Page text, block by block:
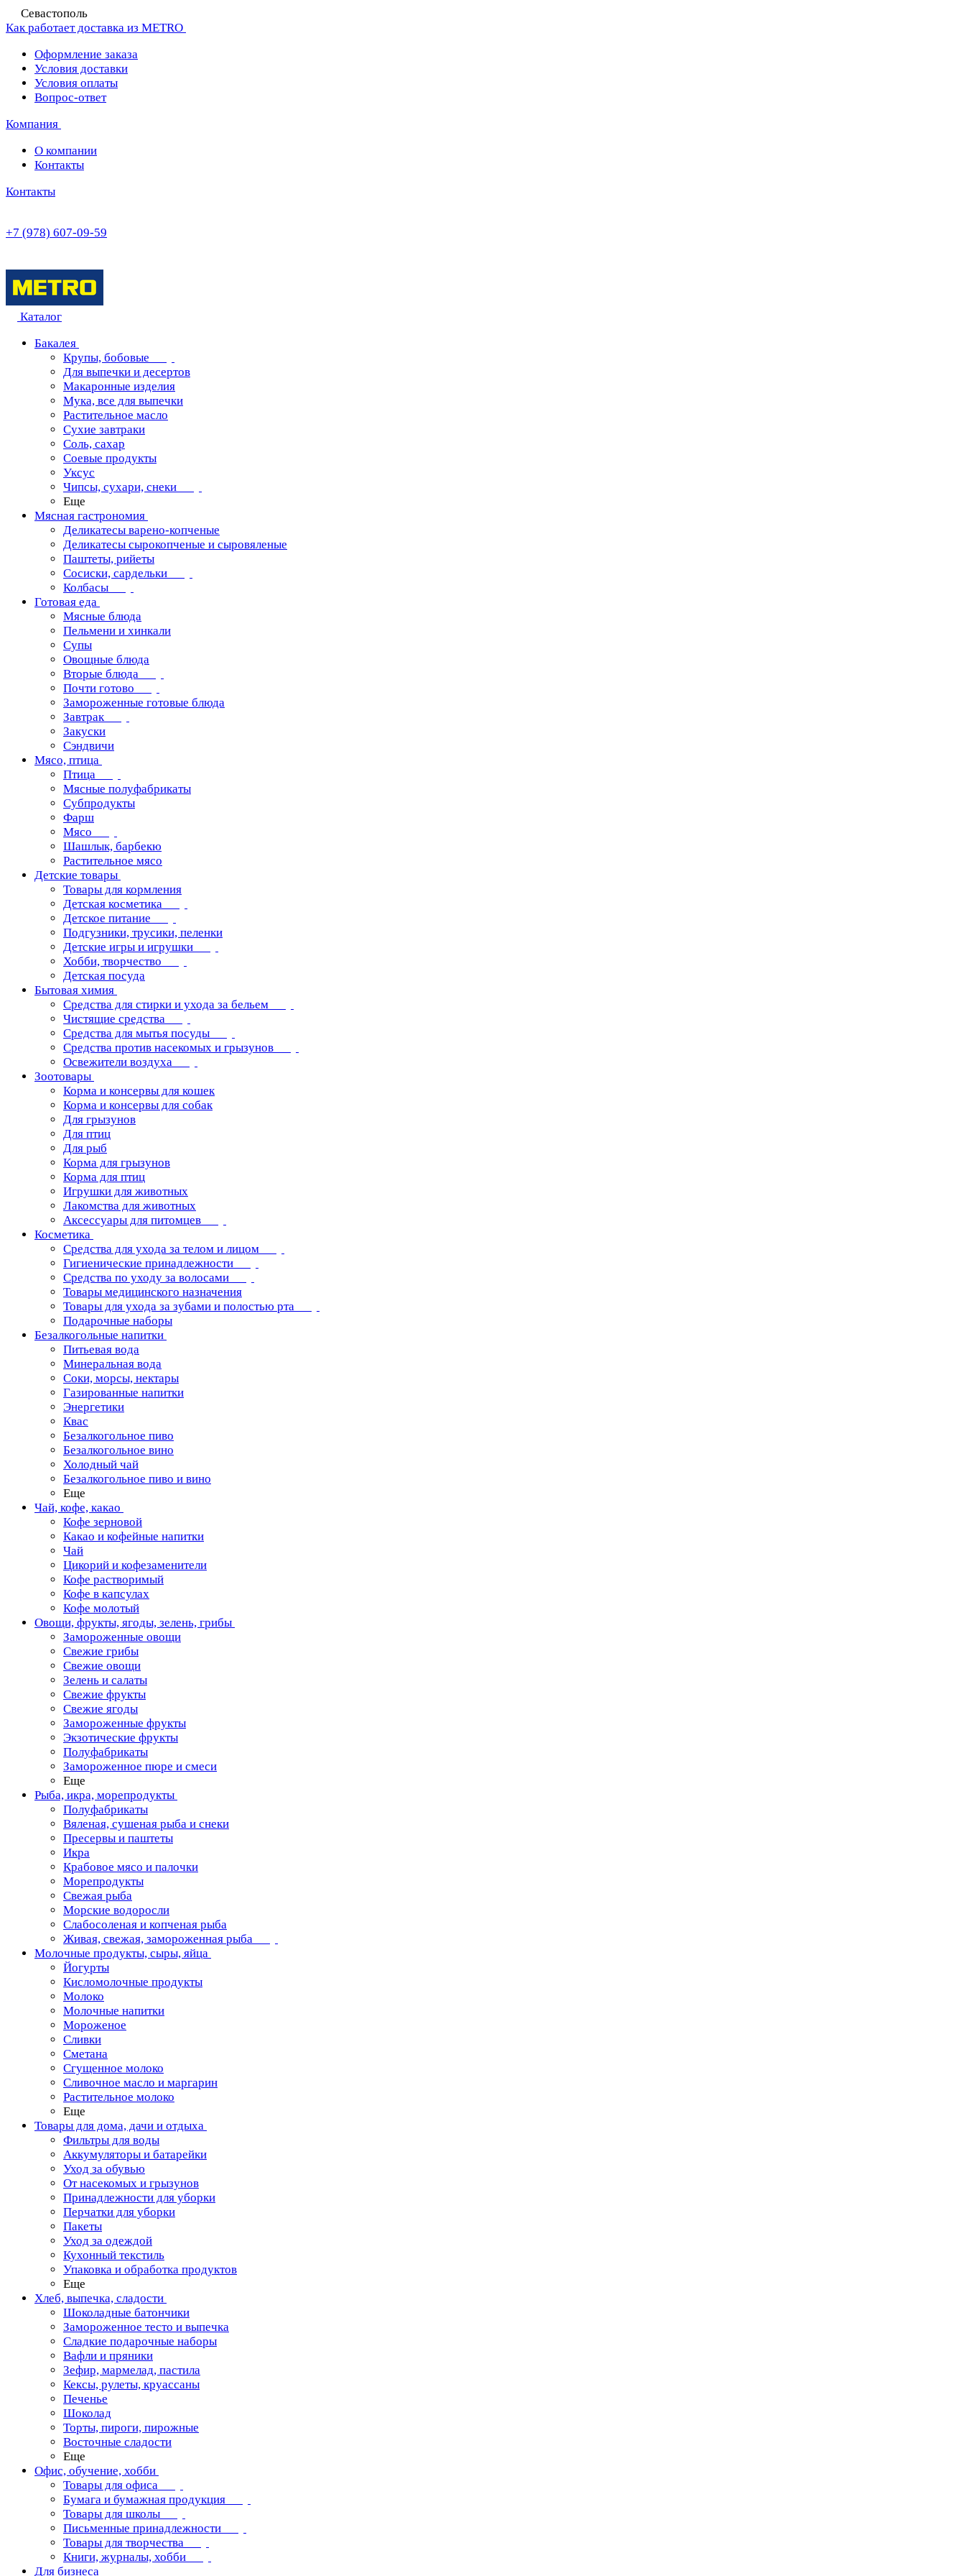
Севастополь
Как работает доставка из METRO
Оформление заказа
Условия доставки
Условия оплаты
Вопрос-ответ
Компания
О компании
Контакты
Контакты
+7 (978) 607-09-59
Каталог
Бакалея
Крупы, бобовые
Для выпечки и десертов
Макаронные изделия
Мука, все для выпечки
Растительное масло
Сухие завтраки
Соль, сахар
Соевые продукты
Уксус
Чипсы, сухари, снеки
Еще
Мясная гастрономия
Деликатесы варено-копченые
Деликатесы сырокопченые и сыровяленые
Паштеты, рийеты
Сосиски, сардельки
Колбасы
Готовая еда
Мясные блюда
Пельмени и хинкали
Супы
Овощные блюда
Вторые блюда
Почти готово
Замороженные готовые блюда
Завтрак
Закуски
Сэндвичи
Мясо, птица
Птица
Мясные полуфабрикаты
Субпродукты
Фарш
Мясо
Шашлык, барбекю
Растительное мясо
Детские товары
Товары для кормления
Детская косметика
Детское питание
Подгузники, трусики, пеленки
Детские игры и игрушки
Хобби, творчество
Детская посуда
Бытовая химия
Средства для стирки и ухода за бельем
Чистящие средства
Средства для мытья посуды
Средства против насекомых и грызунов
Освежители воздуха
Зоотовары
Корма и консервы для кошек
Корма и консервы для собак
Для грызунов
Для птиц
Для рыб
Корма для грызунов
Корма для птиц
Игрушки для животных
Лакомства для животных
Аксессуары для питомцев
Косметика
Средства для ухода за телом и лицом
Гигиенические принадлежности
Средства по уходу за волосами
Товары медицинского назначения
Товары для ухода за зубами и полостью рта
Подарочные наборы
Безалкогольные напитки
Питьевая вода
Минеральная вода
Соки, морсы, нектары
Газированные напитки
Энергетики
Квас
Безалкогольное пиво
Безалкогольное вино
Холодный чай
Безалкогольное пиво и вино
Еще
Чай, кофе, какао
Кофе зерновой
Какао и кофейные напитки
Чай
Цикорий и кофезаменители
Кофе растворимый
Кофе в капсулах
Кофе молотый
Овощи, фрукты, ягоды, зелень, грибы
Замороженные овощи
Свежие грибы
Свежие овощи
Зелень и салаты
Свежие фрукты
Свежие ягоды
Замороженные фрукты
Экзотические фрукты
Полуфабрикаты
Замороженное пюре и смеси
Еще
Рыба, икра, морепродукты
Полуфабрикаты
Вяленая, сушеная рыба и снеки
Пресервы и паштеты
Икра
Крабовое мясо и палочки
Морепродукты
Свежая рыба
Морские водоросли
Слабосоленая и копченая рыба
Живая, свежая, замороженная рыба
Молочные продукты, сыры, яйца
Йогурты
Кисломолочные продукты
Молоко
Молочные напитки
Мороженое
Сливки
Сметана
Сгущенное молоко
Сливочное масло и маргарин
Растительное молоко
Еще
Товары для дома, дачи и отдыха
Фильтры для воды
Аккумуляторы и батарейки
Уход за обувью
От насекомых и грызунов
Принадлежности для уборки
Перчатки для уборки
Пакеты
Уход за одеждой
Кухонный текстиль
Упаковка и обработка продуктов
Еще
Хлеб, выпечка, сладости
Шоколадные батончики
Замороженное тесто и выпечка
Сладкие подарочные наборы
Вафли и пряники
Зефир, мармелад, пастила
Кексы, рулеты, круассаны
Печенье
Шоколад
Торты, пироги, пирожные
Восточные сладости
Еще
Офис, обучение, хобби
Товары для офиса
Бумага и бумажная продукция
Товары для школы
Письменные принадлежности
Товары для творчества
Книги, журналы, хобби
Для бизнеса